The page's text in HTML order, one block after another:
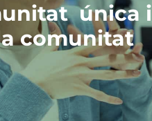
única i
comunitat